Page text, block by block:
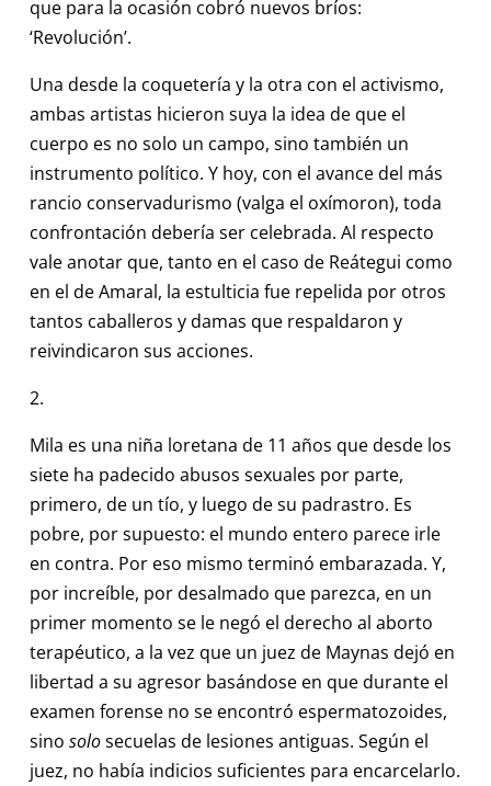
que para la ocasión cobró nuevos bríos:
‘Revolución’.
Una desde la coquetería y la otra con el activismo,
ambas artistas hicieron suya la idea de que el
cuerpo es no solo un campo, sino también un
instrumento político. Y hoy, con el avance del más
rancio conservadurismo (valga el oxímoron), toda
confrontación debería ser celebrada. Al respecto
vale anotar que, tanto en el caso de Reátegui como
en el de Amaral, la estulticia fue repelida por otros
tantos caballeros y damas que respaldaron y
reivindicaron sus acciones.
2.
Mila es una niña loretana de 11 años que desde los
siete ha padecido abusos sexuales por parte,
primero, de un tío, y luego de su padrastro. Es
pobre, por supuesto: el mundo entero parece irle
en contra. Por eso mismo terminó embarazada. Y,
por increíble, por desalmado que parezca, en un
primer momento se le negó el derecho al aborto
terapéutico, a la vez que un juez de Maynas dejó en
libertad a su agresor basándose en que durante el
examen forense no se encontró espermatozoides,
sino solosecuelas de lesiones antiguas. Según el
juez, no había indicios suficientes para encarcelarlo.